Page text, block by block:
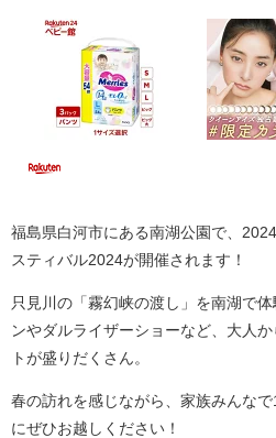
福島県白河市にある南湖公園で、
スティバル2024が開催されます！
只見川の「霧幻峡の渡し」を南湖で
ンやダルライザーショーなど、大人
トが盛りだくさん。
春の訪れを感じながら、家族みんな
にぜひお越しください！